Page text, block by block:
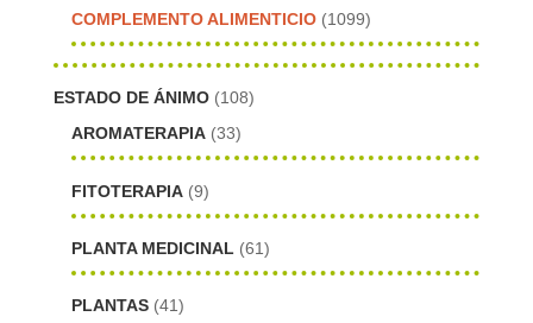
COMPLEMENTO ALIMENTICIO (1099)
ESTADO DE ÁNIMO (108)
AROMATERAPIA (33)
FITOTERAPIA (9)
PLANTA MEDICINAL (61)
PLANTAS (41)